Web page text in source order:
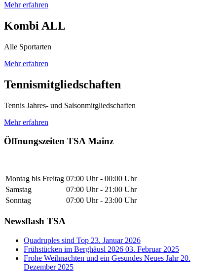
Mehr erfahren
Kombi ALL
Alle Sportarten
Mehr erfahren
Tennismitgliedschaften
Tennis Jahres- und Saisonmitgliedschaften
Mehr erfahren
Öffnungszeiten TSA Mainz
Montag bis Freitag 07:00 Uhr - 00:00 Uhr
Samstag
07:00 Uhr - 21:00 Uhr
Sonntag
07:00 Uhr - 23:00 Uhr
Newsflash TSA
Quadruples sind Top 23. Januar 2026
Frühstücken im Berghäusl 2026 03. Februar 2025
Frohe Weihnachten und ein Gesundes Neues Jahr 20.
Dezember 2025